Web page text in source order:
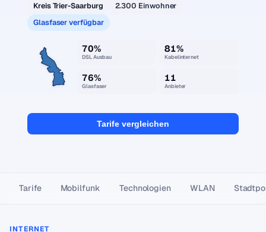
Kreis Trier-Saarburg
2.300 Einwohner
Glasfaser verfügbar
70%
DSL Ausbau
81%
Kabelinternet
76%
Glasfaser
11
Anbieter
Tarife vergleichen
Tarife Mobilfunk Technologien WLAN
INTERNET